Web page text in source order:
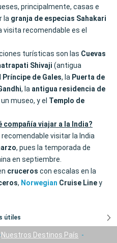
principalmente, casas e
la granja de especias Sahakari
visita recomendable es el
turísticas son las Cuevas
Shivaji (antigua
Príncipe de Gales, la Puerta de
, la antigua residencia de
museo, y el Templo de
compañía viajar a la India?
visitar la India
, pues la temporada de
en septiembre.
cruceros con escalas en la
, Norwegian Cruise Liney
útiles
Nuestros Destinos País